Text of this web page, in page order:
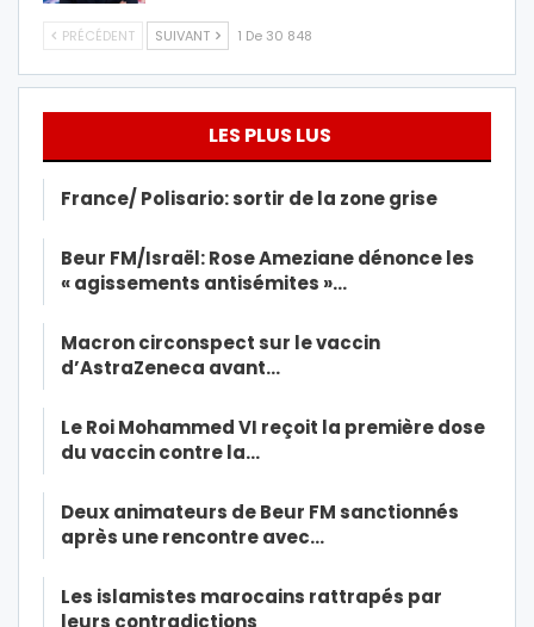
PRÉCÉDENT SUIVANT 1 De 30 848
LES PLUS LUS
France/ Polisario: sortir de la zone grise
Beur FM/Israël: Rose Ameziane dénonce les
« agissements antisémites »…
Macron circonspect sur le vaccin
d’AstraZeneca avant…
Le Roi Mohammed VI reçoit la première dose
du vaccin contre la…
Deux animateurs de Beur FM sanctionnés
après une rencontre avec…
Les islamistes marocains rattrapés par
leurs contradictions